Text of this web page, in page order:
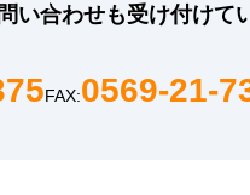
い合わせも受け付けて
FAX:0569-21-